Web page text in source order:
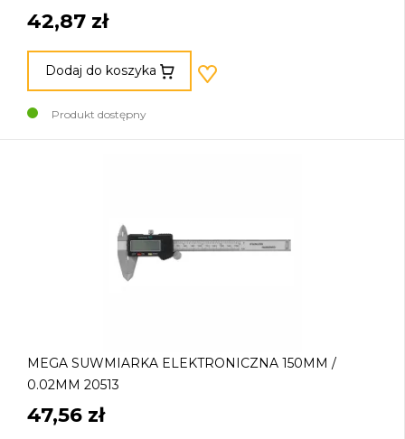
42,87 zł
Dodaj do koszyka
Produkt dostępny
MEGA SUWMIARKA ELEKTRONICZNA 150MM /
0.02MM 20513
47,56 zł